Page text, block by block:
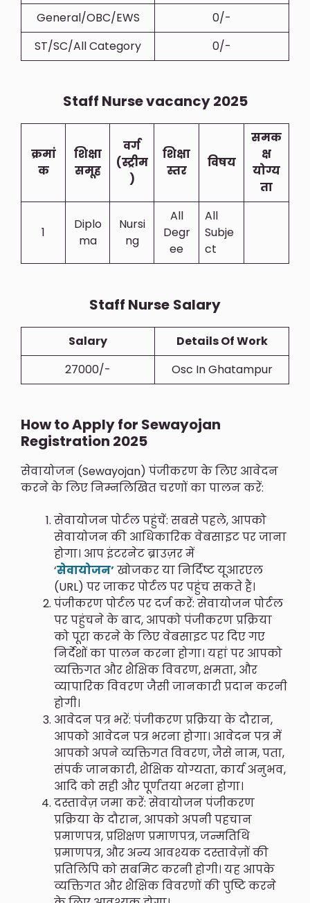
General/OBC/EWS
0/-
ST/SC/All Category
0/-
Staff Nurse vacancy 2025
क्रमां
क
शिक्षा
समूह
वर्ग
(स्ट्रीम
)
शिक्षा
स्तर
विषय
समक
क्ष
योग्य
ता
1
Diplo
Ma
Nursi
Ng
All
Degr
Ee
All
Subje
Ct
Staff Nurse Salary
Salary
Details Of Work
27000/-
Osc In Ghatampur
How to Apply for Sewayojan
Registration 2025
सेवायोजन (Sewayojan) पंजीकरण के लिए आवेदन
करने के लिए निम्नलिखित चरणों का पालन करें:
सेवायोजन पोर्टल पहुंचें: सबसे पहले, आपको
सेवायोजन की आधिकारिक वेबसाइट पर जाना
होगा। आप इंटरनेट ब्राउज़र में
‘सेवायोजन’खोजकर या निर्दिष्ट यूआरएल
(URL) पर जाकर पोर्टल पर पहुंच सकते हैं।
पंजीकरण पोर्टल पर दर्ज करें: सेवायोजन पोर्टल
पर पहुंचने के बाद, आपको पंजीकरण प्रक्रिया
को पूरा करने के लिए वेबसाइट पर दिए गए
निर्देशों का पालन करना होगा। यहां पर आपको
व्यक्तिगत और शैक्षिक विवरण, क्षमता, और
व्यापारिक विवरण जैसी जानकारी प्रदान करनी
होगी।
आवेदन पत्र भरें: पंजीकरण प्रक्रिया के दौरान,
आपको आवेदन पत्र भरना होगा। आवेदन पत्र में
आपको अपने व्यक्तिगत विवरण, जैसे नाम, पता,
संपर्क जानकारी, शैक्षिक योग्यता, कार्य अनुभव,
आदि को सही और पूर्णतया भरना होगा।
दस्तावेज़ जमा करें: सेवायोजन पंजीकरण
प्रक्रिया के दौरान, आपको अपनी पहचान
प्रमाणपत्र, प्रशिक्षण प्रमाणपत्र, जन्मतिथि
प्रमाणपत्र, और अन्य आवश्यक दस्तावेज़ों की
प्रतिलिपि को सबमिट करनी होगी। यह आपके
व्यक्तिगत और शैक्षिक विवरणों की पुष्टि करने